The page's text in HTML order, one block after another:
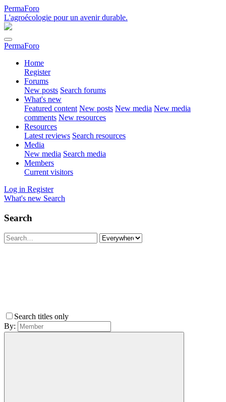
PermaForo
L'agroécologie pour un avenir durable.
PermaForo
Home
Register
Forums
New posts Search forums
What's new
Featured content New posts New media New media
comments New resources
Resources
Latest reviews Search resources
Media
New media Search media
Members
Current visitors
Log in Register
What's new Search
Search
Search titles only
By: